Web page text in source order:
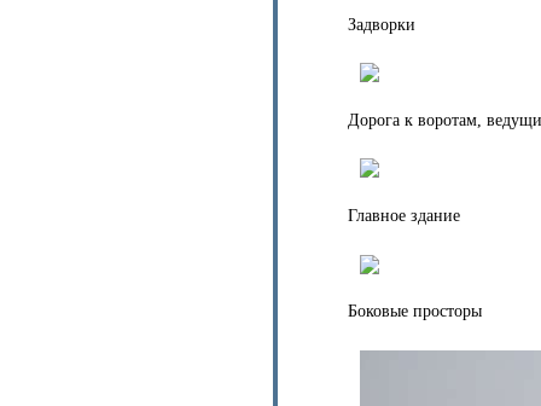
Задворки
Дорога к воротам,
Главное здание
Боковые просторы